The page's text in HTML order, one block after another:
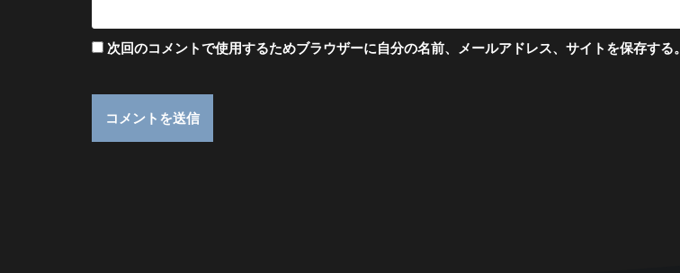
次回のコメントで使用するためブラウザーに自分の名前、メールアドレス、サイトを保存する。